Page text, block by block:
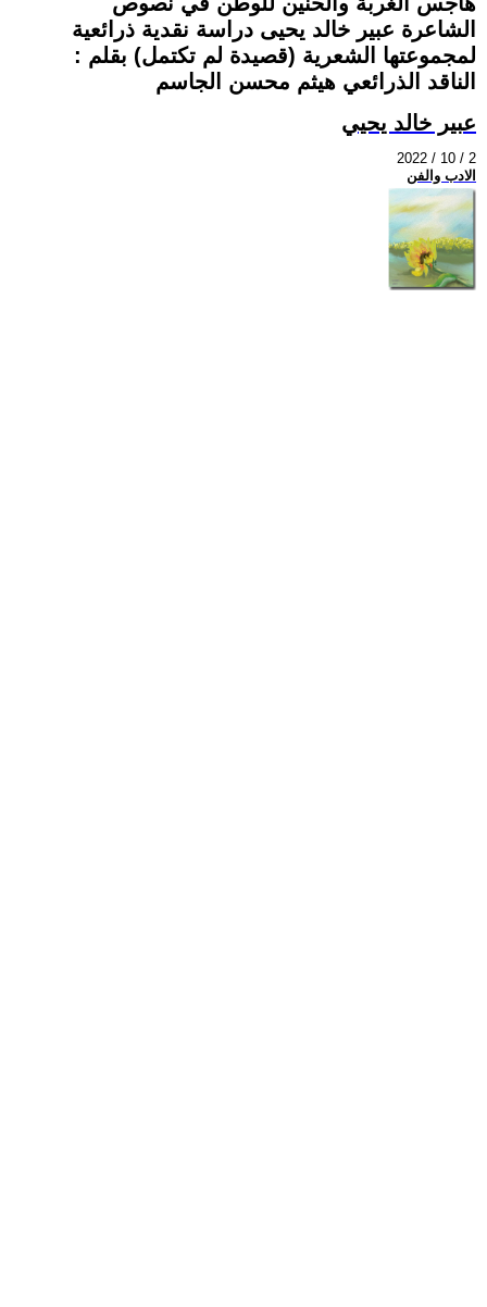
الشاعرة عبير خالد يحيى دراسة نقدية ذرائعية
لمجموعتها الشعرية (قصيدة لم تكتمل) بقلم :
الناقد الذرائعي هيثم محسن الجاسم
عبير خالد يحيي
2022 / 10 / 2
الادب والفن